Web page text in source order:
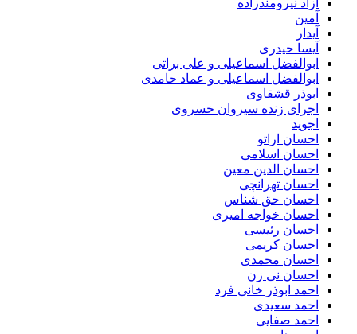
آزاد نیرومندزاده
آمین
آیدار
آیسا حیدری
ابوالفضل اسماعیلی و علی براتی
ابوالفضل اسماعیلی و عماد حامدی
ابوذر قشقاوی
اجرای زنده سیروان خسروی
اجوید
احسان اراتو
احسان اسلامی
احسان الدین معین
احسان تهرانچی
احسان حق شناس
احسان خواجه امیری
احسان رئیسی
احسان کریمی
احسان محمدی
احسان نی زن
احمد ابوذر خانی فرد
احمد سعیدی
احمد صفایی